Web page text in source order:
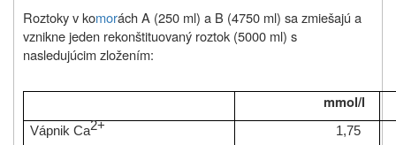
Roztoky v komorách A (250 ml) a B (4750 ml) sa zmiešajú a
vznikne jeden rekonštituovaný roztok (5000 ml) s
nasledujúcim zložením:
mmol/l
Vápnik Ca2+
1,75